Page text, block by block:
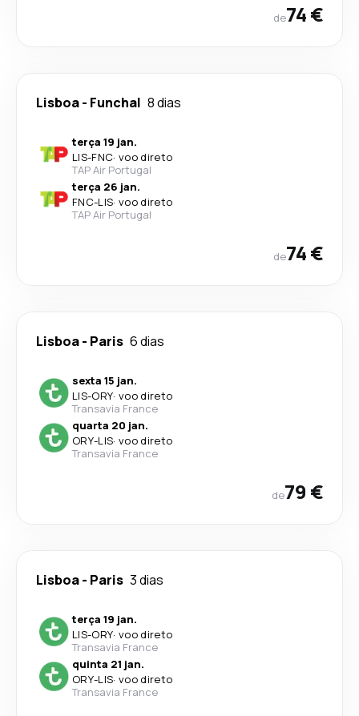
de74 €
Lisboa- Funchal 8 dias
terça 19 jan.
LIS-FNC· voo direto
TAP Air Portugal
terça 26 jan.
FNC-LIS· voo direto
TAP Air Portugal
de74 €
Lisboa- Paris 6 dias
sexta 15 jan.
LIS-ORY· voo direto
Transavia France
quarta 20 jan.
ORY-LIS· voo direto
Transavia France
de79 €
Lisboa- Paris 3 dias
terça 19 jan.
LIS-ORY· voo direto
Transavia France
quinta 21 jan.
ORY-LIS· voo direto
Transavia France